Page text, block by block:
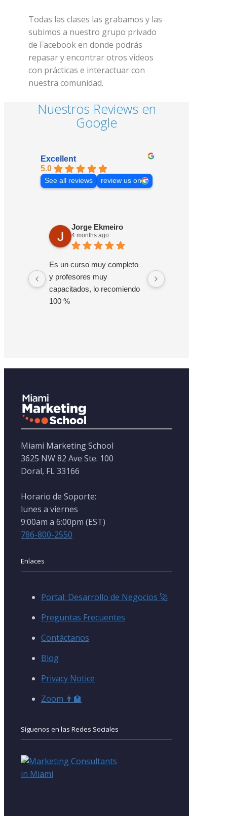
Todas las clases las grabamos y las
subimos a nuestro grupo privado
de Facebook en donde podrás
repasar y encontrar otros videos
con prácticas e interactuar con
nuestra comunidad.
Nuestros Reviews en
Google
Excellent
5.0
See all reviews review us on
Jorge Ekmeiro
4 months ago
Es un curso muy completo
y profesores muy
capacitados, lo recomiendo
100 %
Miami Marketing School
3625 NW 82 Ave Ste. 100
Doral, FL 33166
Horario de Soporte:
lunes a viernes
9:00am a 6:00pm (EST)
786-800-2550
Enlaces
Portal: Desarrollo de Negocios 🚀
Preguntas Frecuentes
Contáctanos
Blog
Privacy Notice
Zoom 👨‍🏫
Síguenos en las Redes Sociales